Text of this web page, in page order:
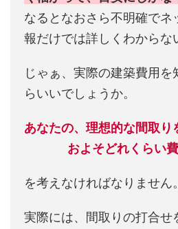
なるとなおさら不明確でネ
報だけでは詳しくわからな
じゃぁ、実際の建築費用を
らいいでしょうか。
あなたの、理想的な間取り
およそどれくらい
を考えなければなりません。
実際には、間取りの打合せ